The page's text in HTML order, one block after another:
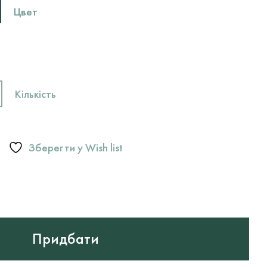
Цвет
Кількість
Зберегти у Wish list
Придбати